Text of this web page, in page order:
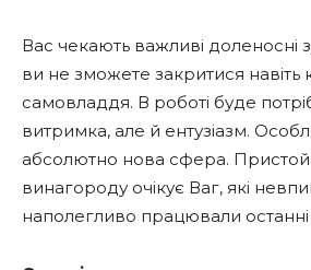
Вас чекають важливі доленосні
ви не зможете закритися навіть
самовладдя. В роботі буде
витримка, але й ентузіазм.
абсолютно нова сфера.
винагороду очікує Ваг, які
наполегливо працювали останні